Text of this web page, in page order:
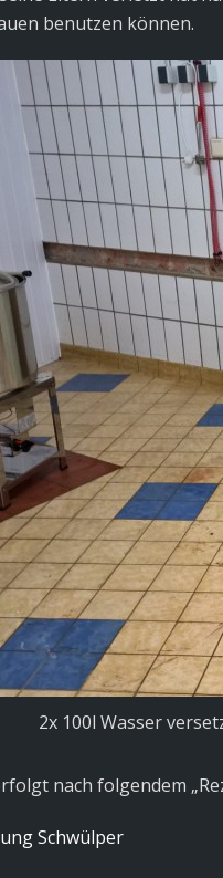
benutzen können.
2x 100l Wasser
nach folgendem